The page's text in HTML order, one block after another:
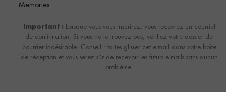
Memories.
Important : Lorsque vous vous inscrirez, vous recevrez un courriel
de confirmation. Si vous ne le trouvez pas, vérifiez votre dossier de
courrier indésirable. Conseil : faites glisser cet e-mail dans votre boîte
de réception et vous serez sûr de recevoir les futurs e-mails sans aucun
problème.